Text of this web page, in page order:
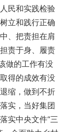
民和实践检验
立和践行正确
、把责担在肩
责于身、履责
做的工作有没
得的成效有没
缩，做到不折
实，当好集团
实中央文件“三